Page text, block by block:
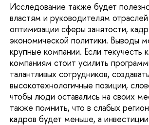
Исследование также будет
властям и руководителям
оптимизации сферы занятости,
экономической политики. Выводы
крупные компании. Если текучесть
компаниям стоит усилить
талантливых сотрудников, создавать
высокотехнологичные позиции,
чтобы люди оставались на своих
также помнить, что в слабых
кадров будет меньше, а